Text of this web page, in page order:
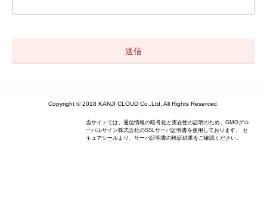
Copyright © 2018 KANJI CLOUD Co.,Ltd. All Rights Reserved.
当サイトでは、通信情報の暗号化と実在性の証明のため、GMOグロ
ーバルサイン株式会社のSSLサーバ証明書を使用しております。 セ
キュアシールより、サーバ証明書の検証結果をご確認ください。